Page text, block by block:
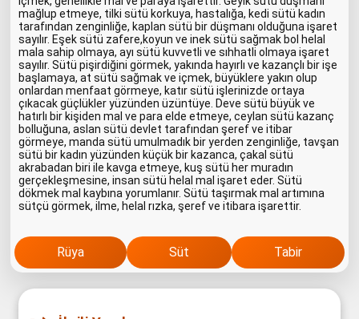
mağlup etmeye, tilki sütü korkuya, hastalığa, kedi sütü kadın
tarafından zenginliğe, kaplan sütü bir düşmanı olduğuna işaret
sayılır. Eşek sütü zafere,koyun ve inek sütü sağmak bol helal
mala sahip olmaya, ayı sütü kuvvetli ve sıhhatli olmaya işaret
sayılır. Sütü pişirdiğini görmek, yakında hayırlı ve kazançlı bir işe
başlamaya, at sütü sağmak ve içmek, büyüklere yakın olup
onlardan menfaat görmeye, katır sütü işlerinizde ortaya
çıkacak güçlükler yüzünden üzüntüye. Deve sütü büyük ve
hatırlı bir kişiden mal ve para elde etmeye, ceylan sütü kazanç
bolluğuna, aslan sütü devlet tarafından şeref ve itibar
görmeye, manda sütü umulmadık bir yerden zenginliğe, tavşan
sütü bir kadın yüzünden küçük bir kazanca, çakal sütü
akrabadan biri ile kavga etmeye, kuş sütü her muradın
gerçekleşmesine, insan sütü helal mal işaret eder. Sütü
dökmek mal kaybına yorumlanır. Sütü taşırmak mal artımına
sütçü görmek, ilme, helal rızka, şeref ve itibara işarettir.
Rüya Süt Tabir